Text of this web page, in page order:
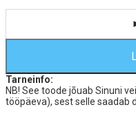
Tarneinfo:
NB! See toode jõuab Sinuni
tööpäeva), sest selle saadab